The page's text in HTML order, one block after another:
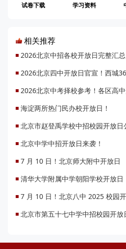
试卷下载 学习资料
相关推荐
2026北京四中开放日官宣！西城
2026北京中考择校参考！各区高
海淀两所热门民办校开放日！
北京市赵登禹学校中招校园开放日
北京中学中招开放日来袭！
7 月 10 日！北京师大附中开放日
清华大学附属中学朝阳学校开放日
7 月 10 日！北京八中 2025 校园开
北京市第五十七中学中招校园开放